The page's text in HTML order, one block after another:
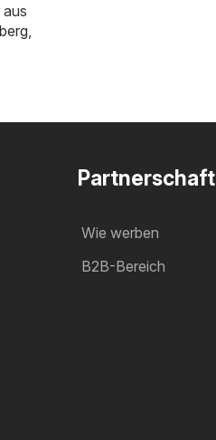
Partnerschaft
Wie werben
B2B-Bereich